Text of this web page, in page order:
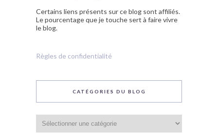
Certains liens présents sur ce blog sont affiliés.
Le pourcentage que je touche sert à faire vivre
le blog.
Règles de confidentialité
CATÉGORIES DU BLOG
du